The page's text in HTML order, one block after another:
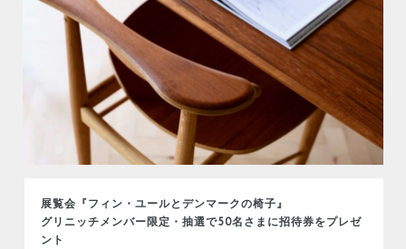
展覧会『フィン・ユールとデンマークの椅子』
グリニッチメンバー限定・抽選で50名さまに招待券をプレゼ
ント